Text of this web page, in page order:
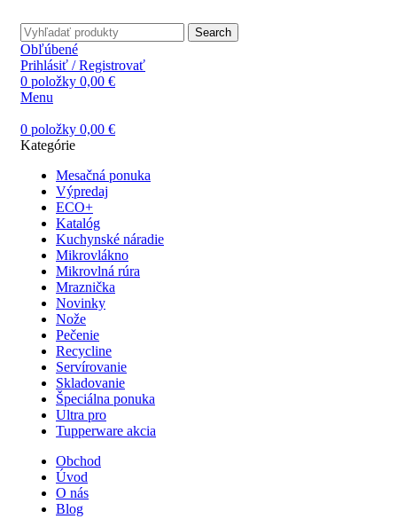
Search
Obľúbené
Prihlásiť / Registrovať
0 položky 0,00 €
Menu
0 položky 0,00 €
Kategórie
Mesačná ponuka
Výpredaj
ECO+
Katalóg
Kuchynské náradie
Mikrovlákno
Mikrovlná rúra
Mraznička
Novinky
Nože
Pečenie
Recycline
Servírovanie
Skladovanie
Špeciálna ponuka
Ultra pro
Tupperware akcia
Obchod
Úvod
O nás
Blog